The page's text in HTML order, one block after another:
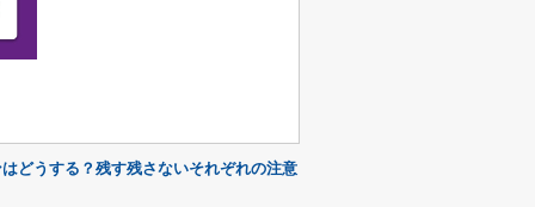
どうする？残す残さないそれぞれの注意